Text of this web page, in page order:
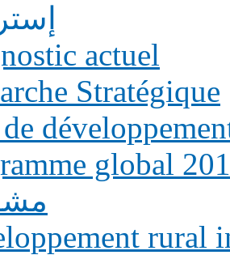
actuel
Stratégique
global
rural